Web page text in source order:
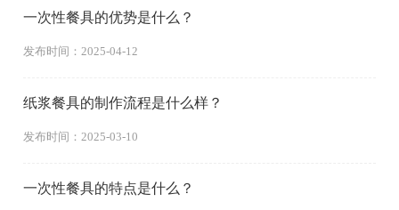
一次性餐具的优势是什么？
发布时间：2025-04-12
纸浆餐具的制作流程是什么样？
发布时间：2025-03-10
一次性餐具的特点是什么？